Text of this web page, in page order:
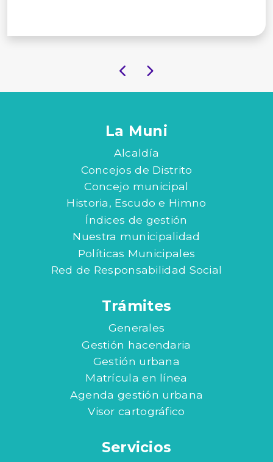
La Muni
Alcaldía
Concejos de Distrito
Concejo municipal
Historia, Escudo e Himno
Índices de gestión
Nuestra municipalidad
Políticas Municipales
Red de Responsabilidad Social
Trámites
Generales
Gestión hacendaria
Gestión urbana
Matrícula en línea
Agenda gestión urbana
Visor cartográfico
Servicios